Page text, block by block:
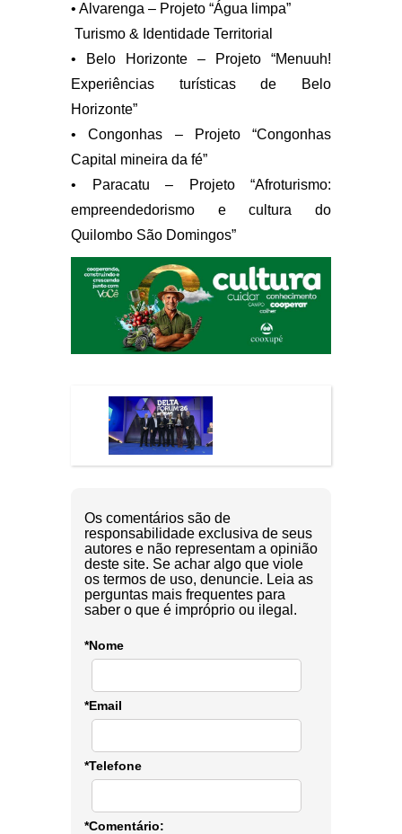
• Alvarenga – Projeto “Água limpa”
Turismo & Identidade Territorial
• Belo Horizonte – Projeto “Menuuh!
Experiências turísticas de Belo
Horizonte”
• Congonhas – Projeto “Congonhas
Capital mineira da fé”
• Paracatu – Projeto “Afroturismo:
empreendedorismo e cultura do
Quilombo São Domingos”
Os comentários são de
responsabilidade exclusiva de seus
autores e não representam a opinião
deste site. Se achar algo que viole
os termos de uso, denuncie. Leia as
perguntas mais frequentes para
saber o que é impróprio ou ilegal.
*Nome
*Email
*Telefone
*Comentário: